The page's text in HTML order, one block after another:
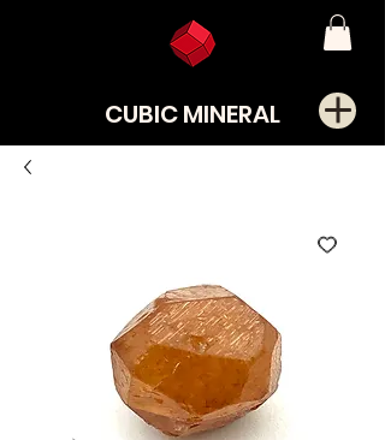
CUBIC MINERAL